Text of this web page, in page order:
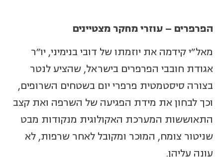
הפרפרים – עוזרי מחקר מצטיינים
מאל"י קידמה את יוזמתו של דובי בנימיני, יו"ר
אגודת חובבי הפרפרים בישראל, שהציע לנטר
בצורה סיסטמטית פרפרי יום בשטחים השרופים,
וכך לבחון את מידת הפגיעה של השרפה ואת קצב
התאוששות המערכת האקולוגית מנקודות מבט
שניטור צומח, המוכר ומקובל לאחר שרפות, לא
עונה עליהן.